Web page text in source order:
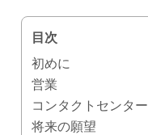
目次
初めに
営業
コンタクトセンター
将来の願望